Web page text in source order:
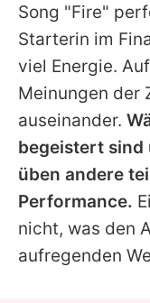
Song "Fire"
Starterin im
viel Energie.
Meinungen der
auseinander.
begeistert sind
üben andere
Performance.
nicht, was den
aufregenden